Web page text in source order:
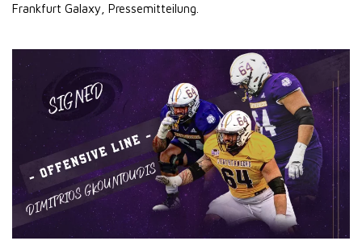
Frankfurt Galaxy Pressemitteilung